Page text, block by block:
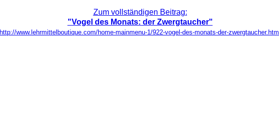
Zum vollständigen Beitrag:
"Vogel des Monats: der Zwergtaucher"
http://www.lehrmittelboutique.com/home-mainmenu-1/922-vogel-des-monats-der-zwergtaucher.html